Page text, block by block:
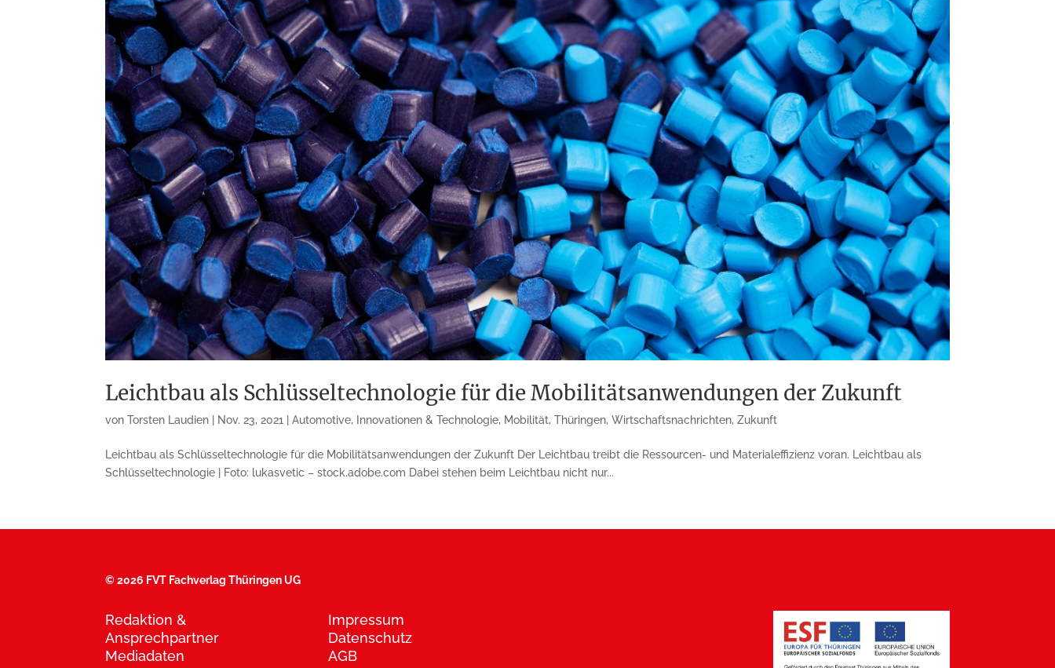
Leichtbau als Schlüsseltechnologie für die Mobilitätsanwendungen der Zukunft
vonTorsten Laudien Nov. 23, 2021 |Automotive, Innovationen & Technologie, Mobilität,Thüringen,Wirtschaftsnachrichten,Zukunft
Leichtbau als Schlüsseltechnologie für die Mobilitätsanwendungen der Zukunft Der Leichtbau treibt die Ressourcen- und Materialeffizienz voran. Leichtbau als
Schlüsseltechnologie | Foto: lukasvetic – stock.adobe.com Dabei stehen beim Leichtbau nicht nur...
©2026 FVT Fachverlag Thüringen UG
Redaktion &
Ansprechpartner
Mediadaten
Impressum
Datenschutz
AGB